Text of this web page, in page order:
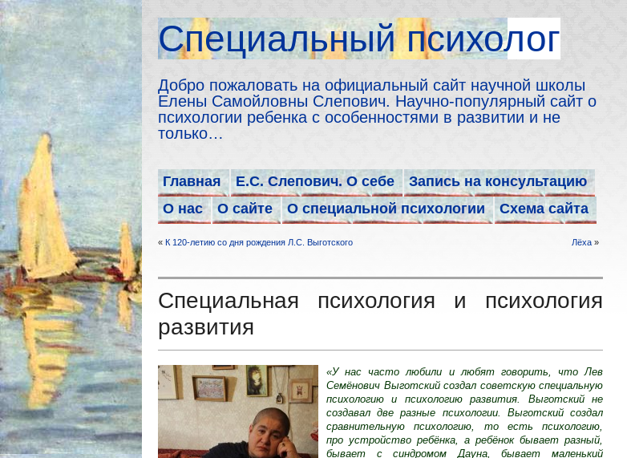
Cпециальный психолог
Добро пожаловать на официальный сайт научной школы
Елены Самойловны Слепович. Научно-популярный сайт о
психологии ребенка с особенностями в развитии и не
только…
Главная Е.С. Слепович. О себе
Запись на консультацию
О нас
О сайте О специальной психологии Схема сайта
« К 120-летию со дня рождения Л.С. Выготского Лёха »
Специальная психология и психология
развития
«У нас часто любили и любят говорить, что Лев
Семёнович Выготский создал советскую специальную
психологию и психологию развития. Выготский не
создавал две разные психологии. Выготский создал
сравнительную психологию, то есть психологию,
про устройство ребёнка, а ребёнок бывает разный,
бывает с синдромом Дауна, бывает маленький